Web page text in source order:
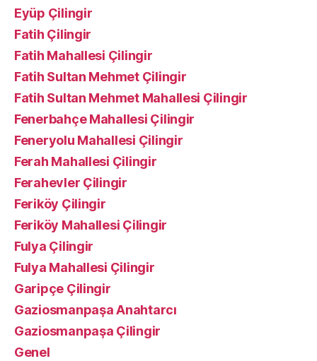
Eyüp Çilingir
Fatih Çilingir
Fatih Mahallesi Çilingir
Fatih Sultan Mehmet Çilingir
Fatih Sultan Mehmet Mahallesi Çilingir
Fenerbahçe Mahallesi Çilingir
Feneryolu Mahallesi Çilingir
Ferah Mahallesi Çilingir
Ferahevler Çilingir
Feriköy Çilingir
Feriköy Mahallesi Çilingir
Fulya Çilingir
Fulya Mahallesi Çilingir
Garipçe Çilingir
Gaziosmanpaşa Anahtarcı
Gaziosmanpaşa Çilingir
Genel